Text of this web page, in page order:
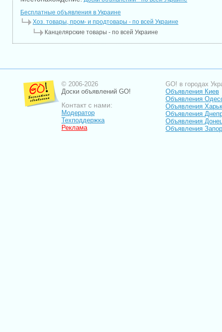
Бесплатные объявления в Украине
Хоз. товары, пром- и продтовары - по всей Украине
Канцелярские товары - по всей Украине
© 2006-2026
Доски объявлений GO!
Контакт с нами:
Модератор
Техподдержка
Реклама
GO! в городах
Объявления Киев
Объявления
Объявления
Объявления
Объявления
Объявления